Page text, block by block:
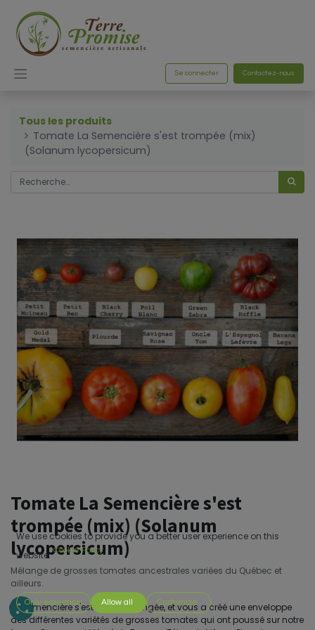
Se connecter Contactez-nous
Tous les produits
Tomate La Semencière s'est trompée (mix)
(Solanum lycopersicum)
Tomate La Semencière s'est
trompée (mix) (Solanum
lycopersicum)
Mélange de grosses tomates ancestrales variées du Québec et
ailleurs.
La semencière s'est toute mélangée, et vous a créé une enveloppe
des différentes variétés de grosses tomates qui ont poussé sur notre
We use cookies to provide you a better user experience on this
website. Cookie Policy
Only essentials Allow all Customize